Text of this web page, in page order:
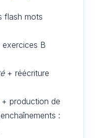
flash mots
B
+ réécriture
production de
: